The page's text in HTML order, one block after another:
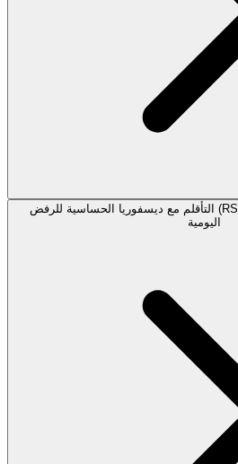
التأقلم مع ديسفوريا الحساسية للرفض (RSD): استراتيجيات عملية للحياة
اليومية